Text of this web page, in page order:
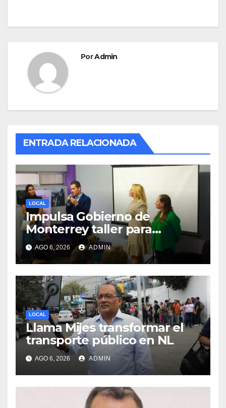
PorAdmin
ENTRADA RELACIONADA
LOCAL
Impulsa Gobierno de
Monterrey taller para
acompañar a mujeres en
procesos de pérdida y duelo
AGO 6, 2026 ADMIN
LOCAL
Llama Mijes transformar el
transporte público en NL
AGO 6, 2026 ADMIN